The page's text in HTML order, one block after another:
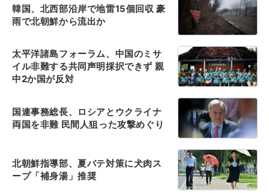
韓国、北西部沿岸で地雷15個回収 豪
雨で北朝鮮から流出か
太平洋諸島フォーラム、中国のミサ
イル非難する共同声明採択できず 親
中2か国が反対
国連事務総長、ロシアとウクライナ
両国を非難 民間人狙った攻撃めぐり
北朝鮮指導部、夏バテ対策に犬肉ス
ープ「補身湯」推奨